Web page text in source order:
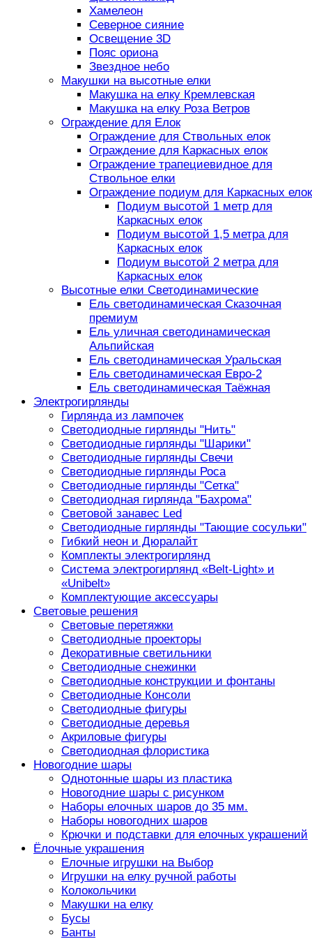
Хамелеон
Северное сияние
Освещение 3D
Пояс ориона
Звездное небо
Макушки на высотные елки
Макушка на елку Кремлевская
Макушка на елку Роза Ветров
Ограждение для Елок
Ограждение для Ствольных елок
Ограждение для Каркасных елок
Ограждение трапециевидное для
Ствольное елки
Ограждение подиум для Каркасных елок
Подиум высотой 1 метр для
Каркасных елок
Подиум высотой 1,5 метра для
Каркасных елок
Подиум высотой 2 метра для
Каркасных елок
Высотные елки Светодинамические
Ель светодинамическая Сказочная
премиум
Ель уличная светодинамическая
Альпийская
Ель светодинамическая Уральская
Ель светодинамическая Евро-2
Ель светодинамическая Таёжная
Электрогирлянды
Гирлянда из лампочек
Светодиодные гирлянды "Нить"
Светодиодные гирлянды "Шарики"
Светодиодные гирлянды Свечи
Светодиодные гирлянды Роса
Светодиодные гирлянды "Сетка"
Светодиодная гирлянда "Бахрома"
Световой занавес Led
Светодиодные гирлянды "Тающие сосульки"
Гибкий неон и Дюралайт
Комплекты электрогирлянд
Система электрогирлянд «Belt-Light» и
«Unibelt»
Комплектующие аксессуары
Световые решения
Световые перетяжки
Светодиодные проекторы
Декоративные светильники
Светодиодные снежинки
Светодиодные конструкции и фонтаны
Светодиодные Консоли
Светодиодные фигуры
Светодиодные деревья
Акриловые фигуры
Светодиодная флористика
Новогодние шары
Однотонные шары из пластика
Новогодние шары с рисунком
Наборы елочных шаров до 35 мм.
Наборы новогодних шаров
Крючки и подставки для елочных украшений
Ёлочные украшения
Елочные игрушки на Выбор
Игрушки на елку ручной работы
Колокольчики
Макушки на елку
Бусы
Банты